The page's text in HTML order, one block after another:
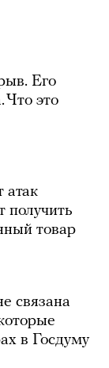
Его
Что это
атак
получить
товар
связана
в Госдуму